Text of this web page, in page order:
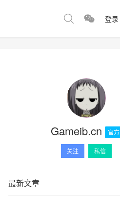
登录
Gameib.cn 官方
关注 私信
最新文章